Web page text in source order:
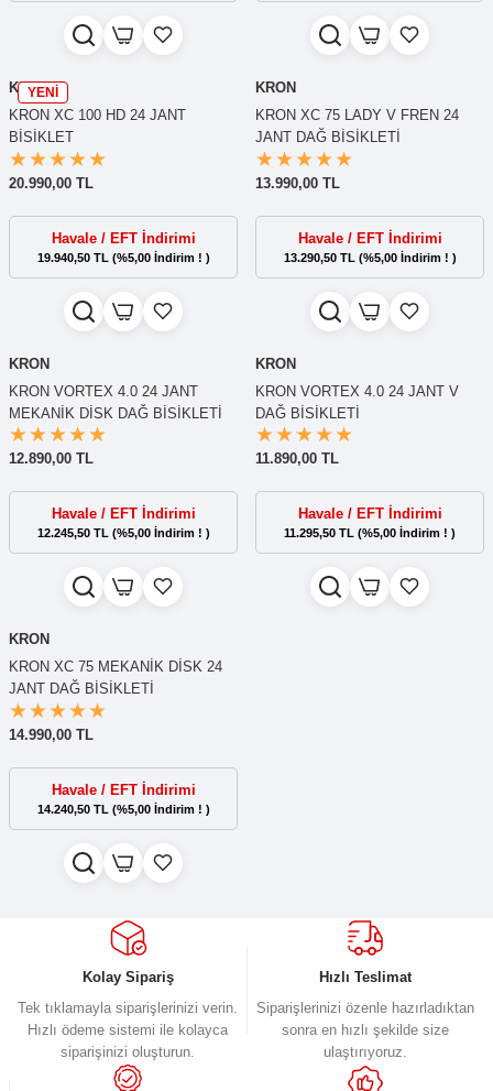
YENİ
KRON
KRON XC 100 HD 24 JANT
BİSİKLET
20.990,00 TL
Havale / EFT İndirimi
19.940,50 TL (%5,00 İndirim ! )
KRON
KRON XC 75 LADY V FREN 24
JANT DAĞ BİSİKLETİ
13.990,00 TL
Havale / EFT İndirimi
13.290,50 TL (%5,00 İndirim ! )
KRON
KRON VORTEX 4.0 24 JANT
MEKANİK DİSK DAĞ BİSİKLETİ
12.890,00 TL
Havale / EFT İndirimi
12.245,50 TL (%5,00 İndirim ! )
KRON
KRON VORTEX 4.0 24 JANT V
DAĞ BİSİKLETİ
11.890,00 TL
Havale / EFT İndirimi
11.295,50 TL (%5,00 İndirim ! )
KRON
KRON XC 75 MEKANİK DİSK 24
JANT DAĞ BİSİKLETİ
14.990,00 TL
Havale / EFT İndirimi
14.240,50 TL (%5,00 İndirim ! )
Kolay Sipariş
Tek tıklamayla siparişlerinizi verin.
Hızlı ödeme sistemi ile kolayca
siparişinizi oluşturun.
Hızlı Teslimat
Siparişlerinizi özenle hazırladıktan
sonra en hızlı şekilde size
ulaştırıyoruz.